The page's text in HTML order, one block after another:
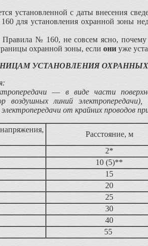
установленной с даты внесения
для установления охранной зоны
Правила № 160, не совсем ясно,
охранной зоны, если они уже
УСТАНОВЛЕНИЯ
— в виде части
линий
от крайних проводов
Расстояние, м
2*
10 (5)**
15
20
25
30
40
55